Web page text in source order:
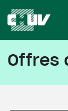
Offres